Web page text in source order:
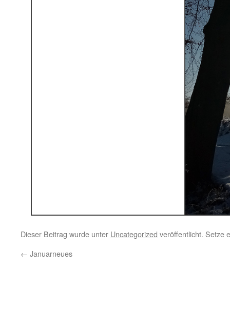
Dieser Beitrag wurde unter Uncategorized veröffentlicht. Setze
← Januarneues